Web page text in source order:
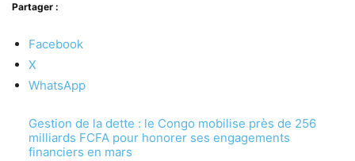
Partager :
Facebook
X
WhatsApp
Gestion de la dette : le Congo mobilise près de 256
milliards FCFA pour honorer ses engagements
financiers en mars